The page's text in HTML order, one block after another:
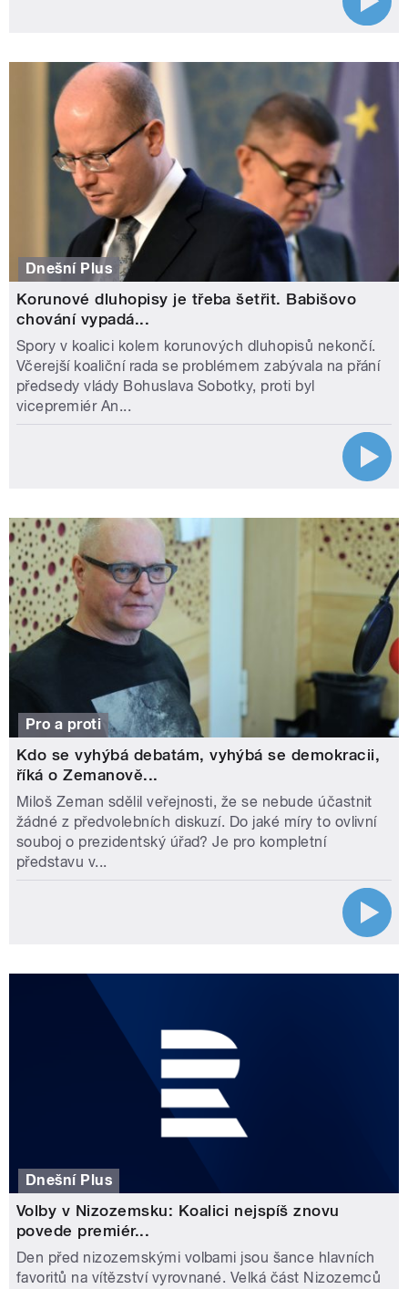
Dnešní Plus
Korunové dluhopisy je třeba šetřit. Babišovo
chování vypadá...
Spory v koalici kolem korunových dluhopisů nekončí.
Včerejší koaliční rada se problémem zabývala na přání
předsedy vlády Bohuslava Sobotky, proti byl
vicepremiér An...
Pro a proti
Kdo se vyhýbá debatám, vyhýbá se demokracii,
říká o Zemanově...
Miloš Zeman sdělil veřejnosti, že se nebude účastnit
žádné z předvolebních diskuzí. Do jaké míry to ovlivní
souboj o prezidentský úřad? Je pro kompletní
představu v...
Dnešní Plus
Volby v Nizozemsku: Koalici nejspíš znovu
povede premiér...
Den před nizozemskými volbami jsou šance hlavních
favoritů na vítězství vyrovnané. Velká část Nizozemců